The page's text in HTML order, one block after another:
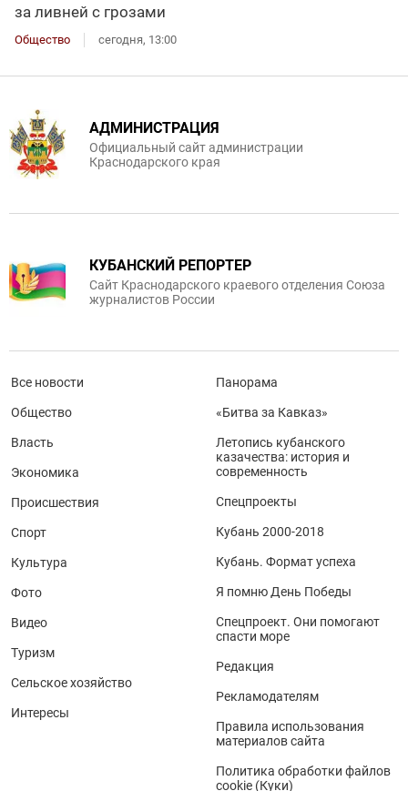
за ливней с грозами
Общество сегодня, 13:00
АДМИНИСТРАЦИЯ
Официальный сайт администрации
Краснодарского края
КУБАНСКИЙ РЕПОРТЕР
Сайт Краснодарского краевого отделения Союза
журналистов России
Все новости
Общество
Власть
Экономика
Происшествия
Спорт
Культура
Фото
Видео
Туризм
Сельское хозяйство
Интересы
Панорама
«Битва за Кавказ»
Летопись кубанского
казачества: история и
современность
Спецпроекты
Кубань 2000-2018
Кубань. Формат успеха
Я помню День Победы
Спецпроект. Они помогают
спасти море
Редакция
Рекламодателям
Правила использования
материалов сайта
Политика обработки файлов
cookie (Куки)